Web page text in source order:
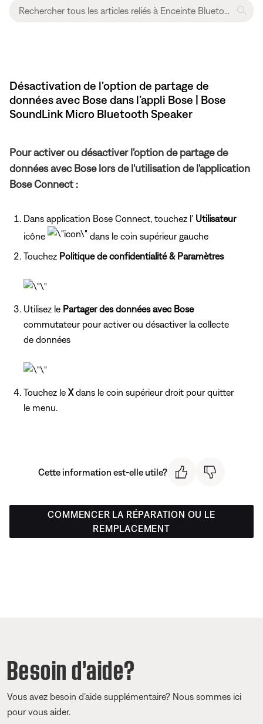
Désactivation de l’option de partage de
données avec Bose dans l’appli Bose | Bose
SoundLink Micro Bluetooth Speaker
Pour activer ou désactiver l'option de partage de
données avec Bose lors de l'utilisation de l'application
Bose Connect :
Dans application Bose Connect, touchez l' Utilisateur
icône
dans le coin supérieur gauche
Touchez Politique de confidentialité & Paramètres
Utilisez le Partager des données avec Bose
commutateur pour activer ou désactiver la collecte
de données
Touchez le X dans le coin supérieur droit pour quitter
le menu.
Cette information est-elle utile?
COMMENCER LA RÉPARATION OU LE
REMPLACEMENT
Besoin d’aide?
Vous avez besoin d’aide supplémentaire? Nous sommes ici
pour vous aider.